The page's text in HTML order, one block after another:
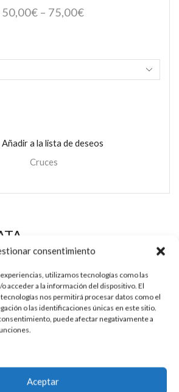
consentimiento
utilizamos tecnologías como las
acceder a la información del dispositivo. El
nos permitirá procesar datos como el
o las identificaciones únicas en este sitio.
puede afectar negativamente a
Aceptar
50,00€– 75,00€
Añadir a la lista de deseos
Cruces
al ser realizada de manera artesanal en
España. Es por ello por lo que sus
pueden variar de una pieza a otra.
contacte con nosotros.